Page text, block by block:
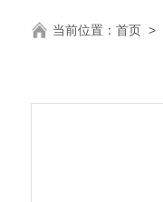
当前位置： 首页>